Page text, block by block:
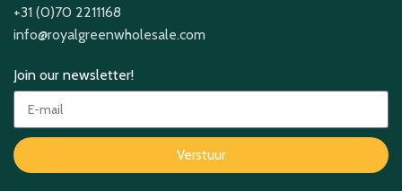
+31 (0)70 2211168
info@royalgreenwholesale.com
Join our newsletter!
Verstuur